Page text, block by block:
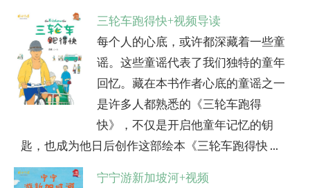
三轮车跑得快+视频导读
每个人的心底，或许都深藏着一些童
谣。这些童谣代表了我们独特的童年
回忆。藏在本书作者心底的童谣之一
是许多人都熟悉的《三轮车跑得
快》，不仅是开启他童年记忆的钥
匙，也成为他日后创作这部绘本《三轮车跑得快 ...
宁宁游新加坡河+视频